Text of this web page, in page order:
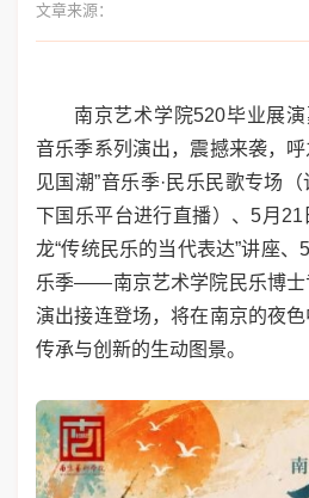
文章来源：
南京艺术学院520毕业展
音乐季系列演出，震撼来袭，
见国潮”音乐季·民乐民歌专场
下国乐平台进行直播）、5月
龙“传统民乐的当代表达”讲座、
乐季——南京艺术学院民乐博士
演出接连登场，将在南京的夜
传承与创新的生动图景。